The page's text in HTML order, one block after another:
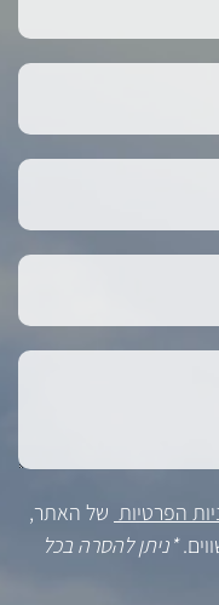
הפרטיות של האתר,
*ניתן להסרה בכל